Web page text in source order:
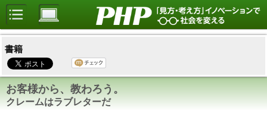
書籍
お客様から、教わろう。
クレームはラブレターだ